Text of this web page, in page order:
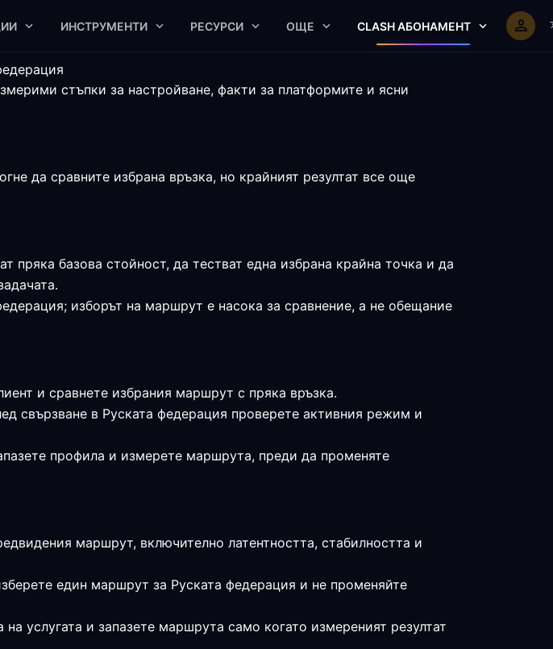
ИНСТРУМЕНТИ РЕСУРСИ ОЩЕ CLASH АБОНАМЕНТ
стъпки за настройване, факти за платформите и ясни
да сравните избрана връзка, но крайният резултат все още
пряка базова стойност, да тестват една избрана крайна точка и да
изборът на маршрут е насока за сравнение, а не обещание
и сравнете избрания маршрут с пряка връзка.
свързване в Руската федерация проверете активния режим и
профила и измерете маршрута, преди да променяте
маршрут, включително латентността, стабилността и
един маршрут за Руската федерация и не променяйте
услугата и запазете маршрута само когато измереният резултат